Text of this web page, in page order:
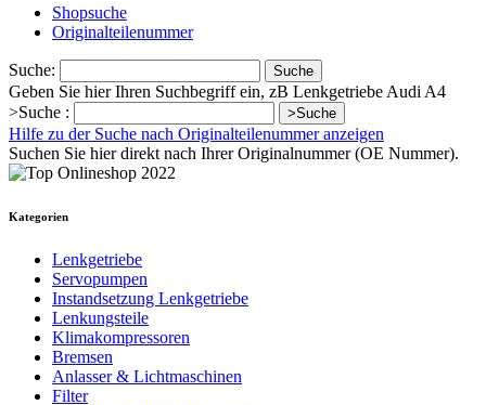
Shopsuche
Originalteilenummer
Suche: Suche
Geben Sie hier Ihren Suchbegriff ein, zB Lenkgetriebe Audi A4
>Suche :
>Suche
Hilfe zu der Suche nach Originalteilenummer anzeigen
Suchen Sie hier direkt nach Ihrer Originalnummer (OE Nummer).
Kategorien
Lenkgetriebe
Servopumpen
Instandsetzung Lenkgetriebe
Lenkungsteile
Klimakompressoren
Bremsen
Anlasser & Lichtmaschinen
Filter